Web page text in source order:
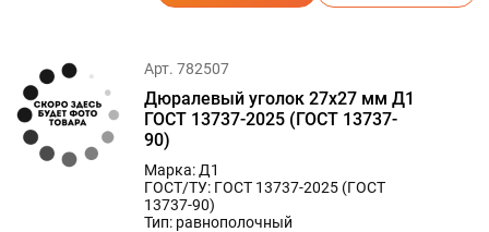
Арт. 782507
Дюралевый уголок 27х27 мм Д1
ГОСТ 13737-2025 (ГОСТ 13737-
90)
Марка: Д1
ГОСТ/ТУ: ГОСТ 13737-2025 (ГОСТ
13737-90)
Тип: равнополочный